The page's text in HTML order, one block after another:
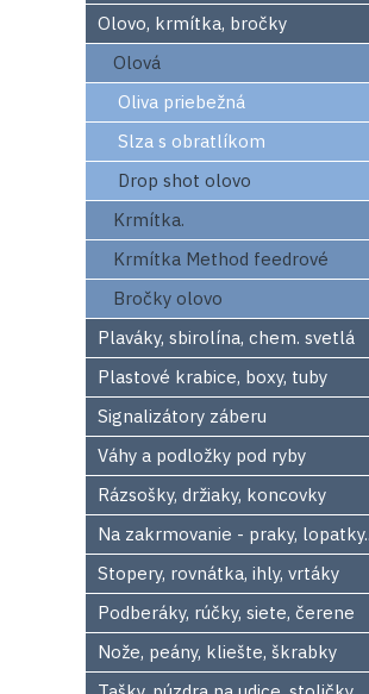
Olovo, krmítka, bročky
Olová
Oliva priebežná
Slza s obratlíkom
Drop shot olovo
Krmítka.
Krmítka Method feedrové
Bročky olovo
Plaváky, sbirolína, chem. svetlá
Plastové krabice, boxy, tuby
Signalizátory záberu
Váhy a podložky pod ryby
Rázsošky, držiaky, koncovky
Na zakrmovanie - praky,
Stopery, rovnátka, ihly, vrtáky
Podberáky, rúčky, siete, čerene
Nože, peány, kliešte, škrabky